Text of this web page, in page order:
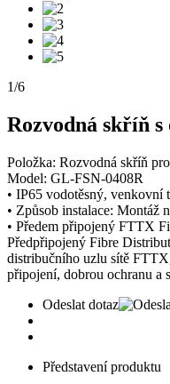
1/6
Rozvodná skříň
Položka: Rozvodná skříň
Model: GL-FSN-0408R
• IP65 vodotěsný, venkovní
• Způsob instalace: Montáž
• Předem připojený FTTX
Předpřipojený Fibre
distribučního uzlu sítě
připojení, dobrou ochranu a
Odeslat dotaz
Představení produktu